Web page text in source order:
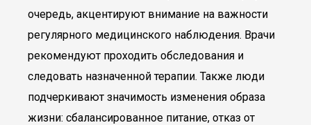
очередь, акцентируют внимание на важности
регулярного медицинского наблюдения. Врачи
рекомендуют проходить обследования и
следовать назначенной терапии. Также люди
подчеркивают значимость изменения образа
жизни: сбалансированное питание, отказ от